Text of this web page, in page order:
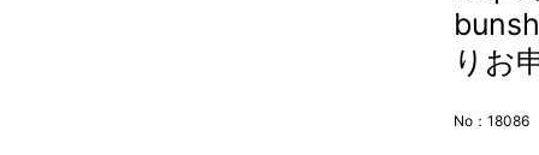
りお
No：18086